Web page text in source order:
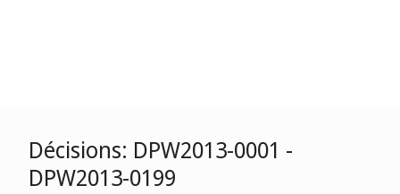
Décisions: DPW2013-0001 -
DPW2013-0199